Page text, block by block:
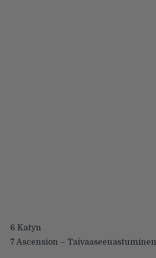
6 Katyn
7 Ascension – Taivaaseenastuminen